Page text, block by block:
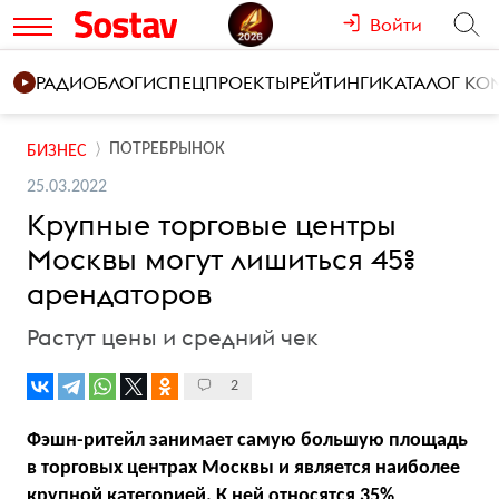
Войти
РАДИОБЛОГИСПЕЦПРОЕКТЫРЕЙТИНГИКАТАЛОГ
БИЗНЕС ПОТРЕБРЫНОК
25.03.2022
Крупные торговые центры
Москвы могут лишиться 45%
арендаторов
Растут цены и средний чек
2
Фэшн-ритейл занимает самую большую площадь
в торговых центрах Москвы и является наиболее